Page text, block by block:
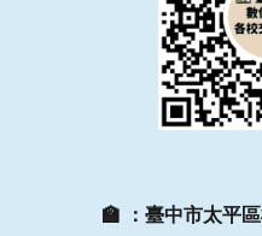
🏫 ： 臺中市太平